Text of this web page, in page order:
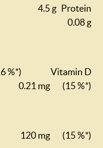
4.5 g Protein
0.08 g
%*)
Vitamin D
0.21 mg (15 %*)
120 mg (15 %*)